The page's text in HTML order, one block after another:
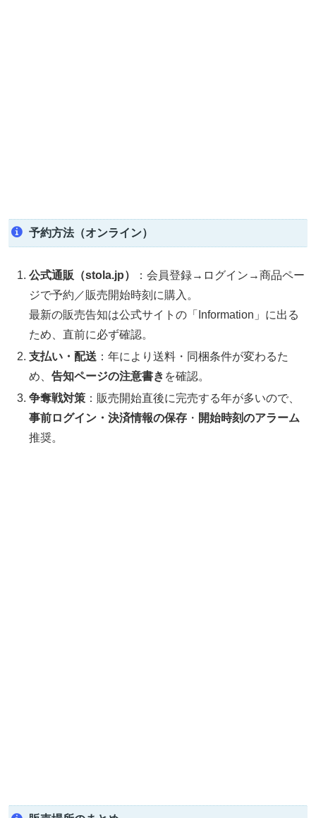
予約方法（オンライン）
公式通販（stola.jp）
：会員登録→ログイン→商品ペー
ジで予約／販売開始時刻に購入。
最新の販売告知は公式サイトの「Information」に出る
ため、直前に必ず確認。
支払い・配送 ：年により送料・同梱条件が変わるた
め、告知ページの注意書き を確認。
争奪戦対策 ：販売開始直後に完売する年が多いので、
事前ログイン・決済情報の保存 ・ 開始時刻のアラーム
推奨。